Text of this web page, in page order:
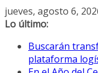
Saltar
al
jueves, agosto 6,
Lo último:
Buscarán
plataforma